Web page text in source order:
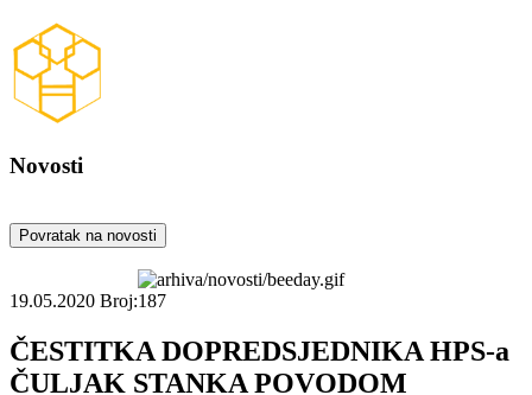
Novosti
Povratak na novosti
19.05.2020 Broj:187
ČESTITKA DOPREDSJEDNIKA HPS-a
ČULJAK STANKA POVODOM